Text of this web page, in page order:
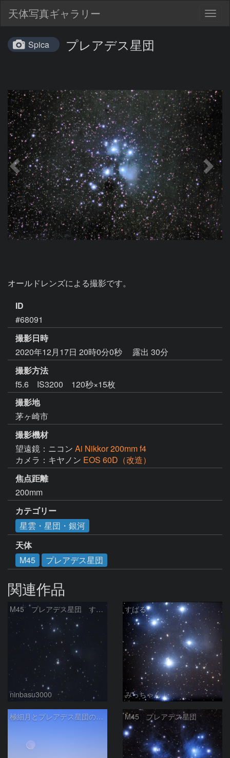
天体写真ギャラリー
Spica プレアデス星団
オールドレンズによる撮影です。
ID
#68091
撮影日時
2020年12月17日 20時0分0秒
露出 30分
撮影方法
f5.6 IS3200 120秒×15枚
撮影地
茅ヶ崎市
撮影機材
望遠鏡：ニコン Ai Nikkor 200mm f4
カメラ：キヤノン EOS 60D（改造）
焦点距離
200mm
カテゴリー
星雲・星団・銀河
天体
M45
プレアデス星団
関連作品
M45 プレアデス星団 すばる
ninbasu3000
すばる
みっちゃん
極細月とプレアデス星団の接近 M45 プレアデス星団